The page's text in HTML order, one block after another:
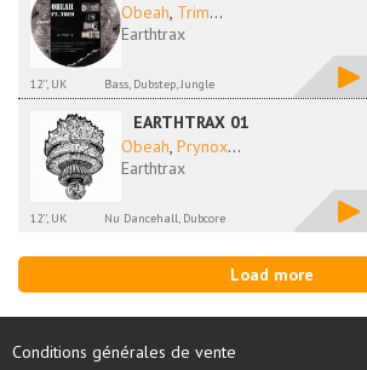
Obeah, Trim...
Earthtrax
12'', UK Bass, Dubstep, Jungle
EARTHTRAX 01
Obeah, Prynox...
Earthtrax
12'', UK Nu Dancehall, Dubcore
Load more
Conditions générales de vente